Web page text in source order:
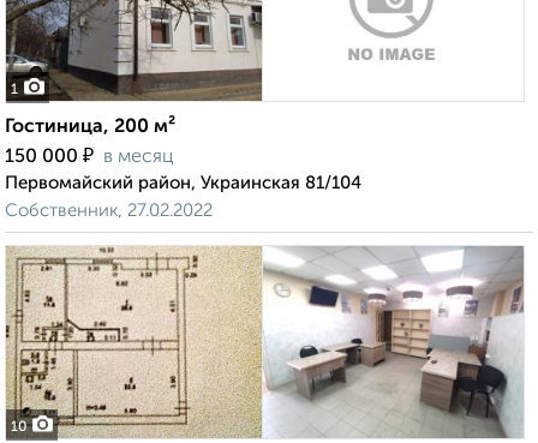
1
Гостиница, 200 м²
150 000 ₽ в месяц
Первомайский район, Украинская 81/104
Собственник, 27.02.2022
10